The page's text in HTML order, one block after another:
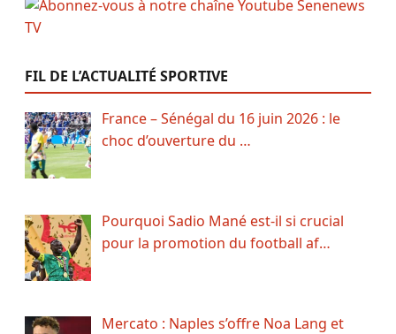
FIL DE L’ACTUALITÉ SPORTIVE
France – Sénégal du 16 juin 2026 : le
choc d’ouverture du …
Pourquoi Sadio Mané est-il si crucial
pour la promotion du football af…
Mercato : Naples s’offre Noa Lang et